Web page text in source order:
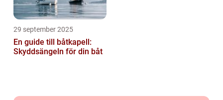
29 september 2025
En guide till båtkapell:
Skyddsängeln för din båt